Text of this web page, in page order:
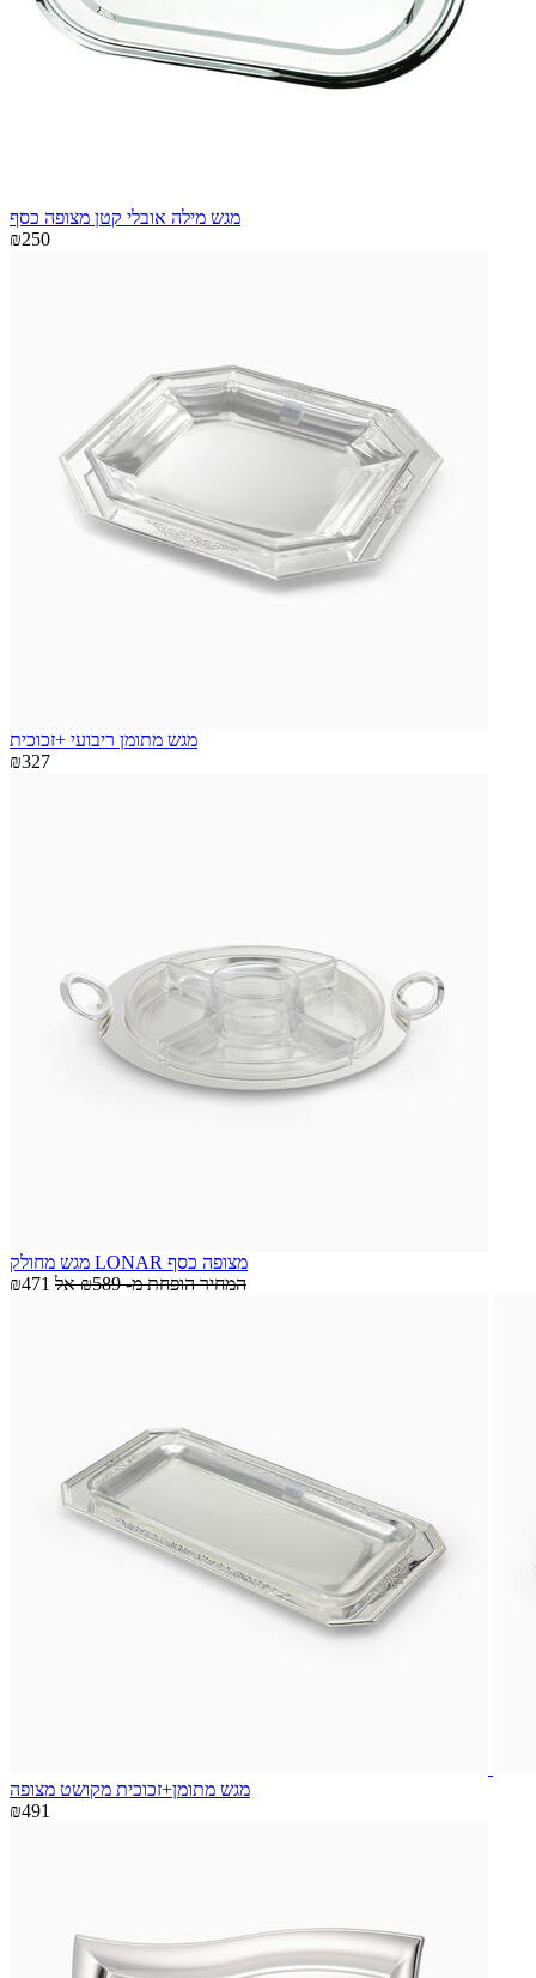
מגש מילה אובלי קטן מצופה כסף
₪250
מגש מתומן ריבועי +זכוכית
₪327
מגש מחולק LONAR מצופה כסף
₪471
המחיר הופחת מ-₪589 אל
מגש מתומן+זכוכית מקושט מצופה
₪491